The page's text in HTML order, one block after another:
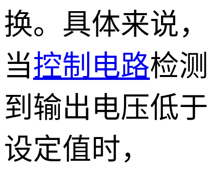
换。具体来说，
当控制电路检测
到输出电压低于
设定值时，